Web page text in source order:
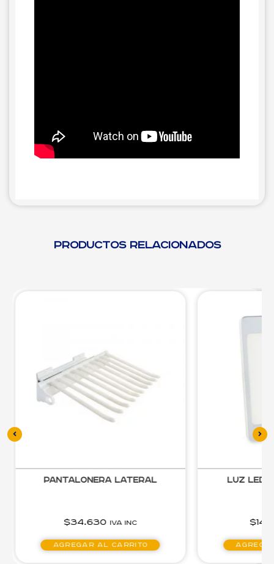
Productos relacionados
Pantalonera Lateral
$34.630 IVA inc
Agregar al carrito
Luz Led
$